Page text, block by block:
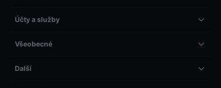
Účty a služby
Všeobecné
Další